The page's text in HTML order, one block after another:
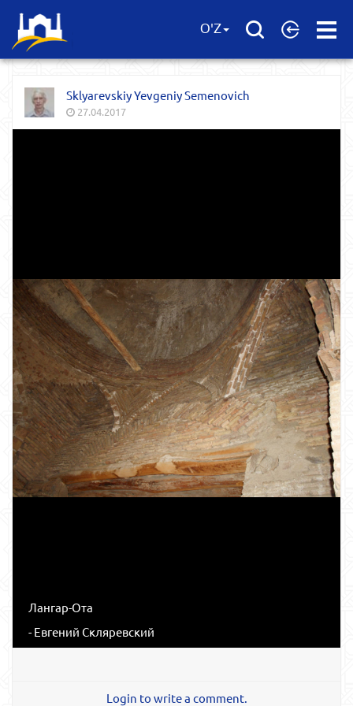
Open
O'Z
Sklyarevskiy Yevgeniy Semenovich
27.04.2017
Лангар-Ота
- Евгений Скляревский
Login to write a comment.